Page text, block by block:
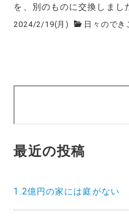
を、別のものに交換しまし
2024/2/19(月) 日々のでき
最近の投稿
1.2億円の家には庭がない